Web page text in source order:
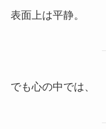
表面上は平静。
でも心の中では、